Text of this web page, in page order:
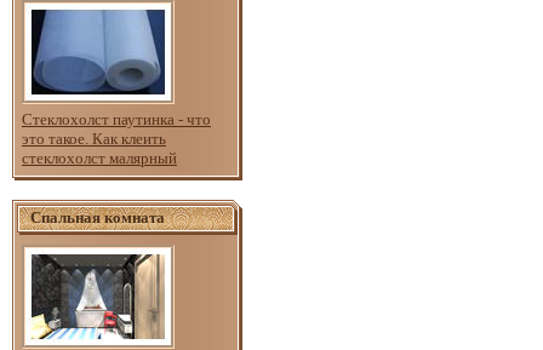
Стеклохолст паутинка - что
это такое. Как клеить
стеклохолст малярный
Спальная комната